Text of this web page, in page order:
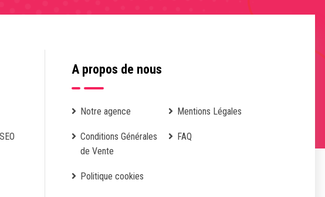
A propos de nous
Notre agence Mentions Légales
Conditions Générales
de Vente
FAQ
Politique cookies